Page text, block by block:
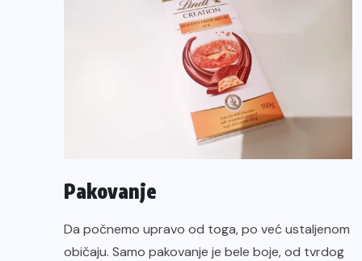
Pakovanje
Da počnemo upravo od toga, po već ustaljenom
običaju. Samo pakovanje je bele boje, od tvrdog